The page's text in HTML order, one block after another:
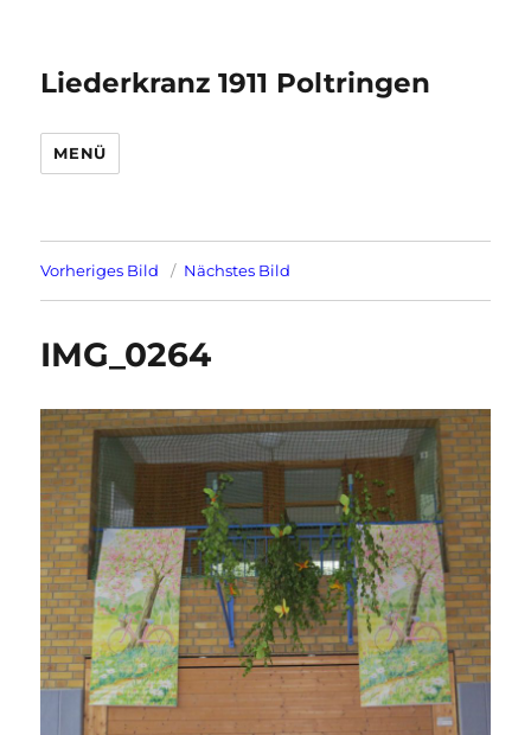
Liederkranz 1911 Poltringen
MENÜ
Vorheriges Bild Nächstes Bild
IMG_0264